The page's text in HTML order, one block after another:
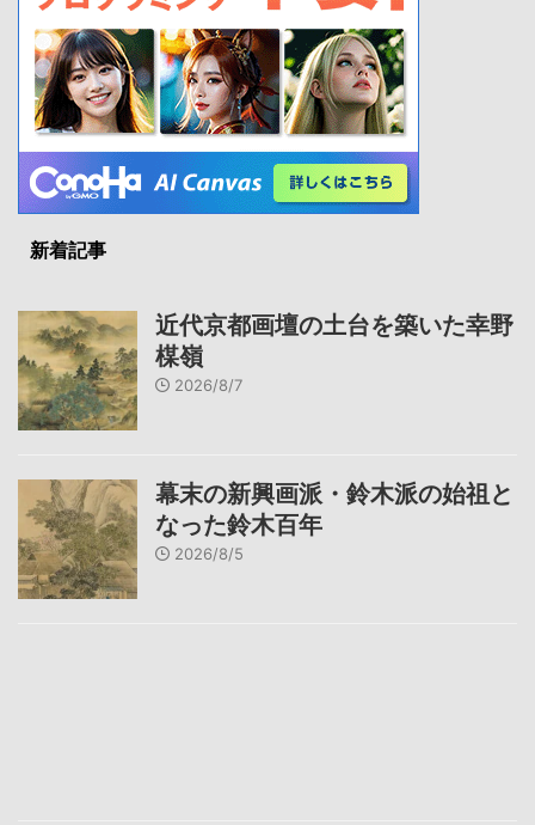
新着記事
近代京都画壇の土台を築いた幸野
楳嶺
2026/8/7
幕末の新興画派・鈴木派の始祖と
なった鈴木百年
2026/8/5